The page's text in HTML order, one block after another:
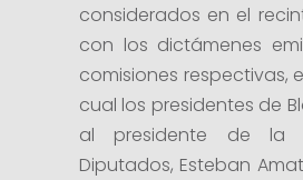
considerados en el
con los dictámenes
comisiones respectivas,
cual los presidentes de
al presidente de la
Diputados, Esteban